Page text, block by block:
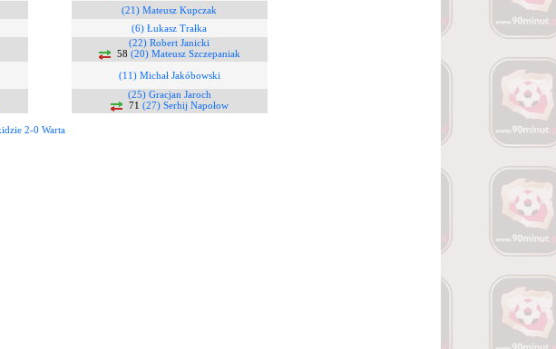
(21) Mateusz Kupczak
(6) Łukasz Trałka
(22) Robert Janicki
58 (20) Mateusz Szczepaniak
(11) Michał Jakóbowski
(25) Gracjan Jaroch
71 (27) Serhij Napołow
2-0 Warta